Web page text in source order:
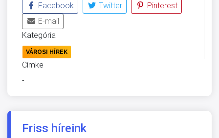
Facebook
Twitter
Pinterest
E-mail
Kategória
VÁROSI HÍREK
Címke
-
Friss híreink